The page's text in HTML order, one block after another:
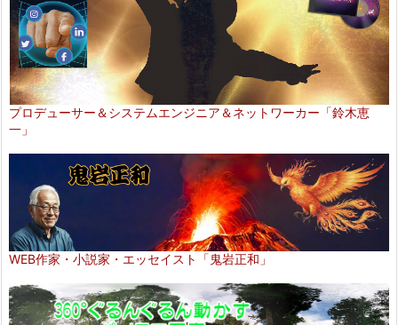
プロデューサー＆システムエンジニア＆ネットワーカー「鈴木恵
一」
WEB作家・小説家・エッセイスト「鬼岩正和」